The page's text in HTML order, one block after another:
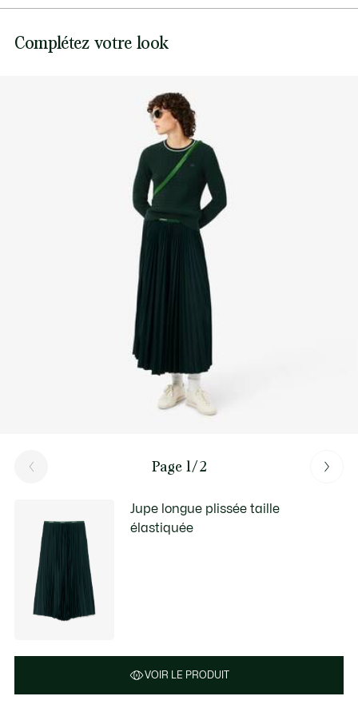
Crocodile ton sur ton brodé cousu sur la poitrine
Repassage basse température maximum 110
degrés Celsius
Pas de nettoyage à sec
Séchage à plat après essorage
Lavage, séchage, repassage: découvrez tous les conseils pratiques
pour entretenir votre pull Lacoste dans les règles de l'art.
fabrication. Transparence de la chaîne de valeur,
Complétez votre look
Page 1/2
Jupe longue plissée taille
élastiquée
VOIR LE PRODUIT